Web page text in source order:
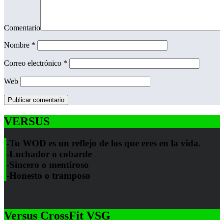
Comentario
Nombre *
Correo electrónico *
Web
VERSUS
-Tu WOD es un reflejo de los que eres en la vida.
-Luchador o cobarde
-Sincero o mentiroso
-Honesto o tramposo
Versus CrossFit VSG